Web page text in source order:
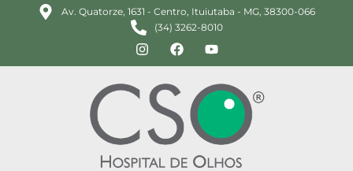
Av. Quatorze, 1631 - Centro, Ituiutaba - MG, 38300-066
(34) 3262-8010